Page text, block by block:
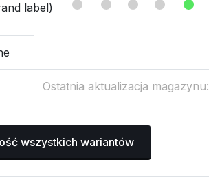
label)
Ostatnia aktualizacja magazynu:
wszystkich wariantów